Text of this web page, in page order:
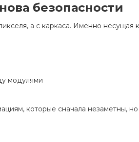
а с каркаса. Именно несущая
модулями
которые сначала незаметны,
безопасности